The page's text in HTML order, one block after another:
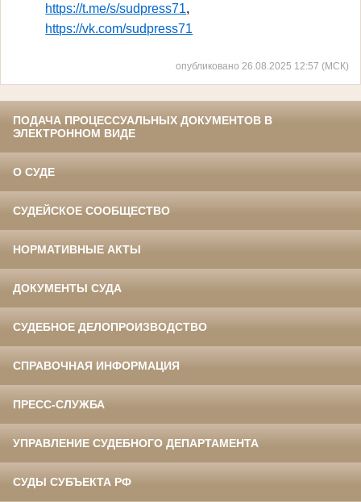
https://t.me/s/sudpress71,
https://vk.com/sudpress71
опубликовано 26.08.2025 12:57 (МСК)
ПОДАЧА ПРОЦЕССУАЛЬНЫХ ДОКУМЕНТОВ В
ЭЛЕКТРОННОМ ВИДЕ
О СУДЕ
СУДЕЙСКОЕ СООБЩЕСТВО
НОРМАТИВНЫЕ АКТЫ
ДОКУМЕНТЫ СУДА
СУДЕБНОЕ ДЕЛОПРОИЗВОДСТВО
СПРАВОЧНАЯ ИНФОРМАЦИЯ
ПРЕСС-СЛУЖБА
УПРАВЛЕНИЕ СУДЕБНОГО ДЕПАРТАМЕНТА
СУДЫ СУБЪЕКТА РФ